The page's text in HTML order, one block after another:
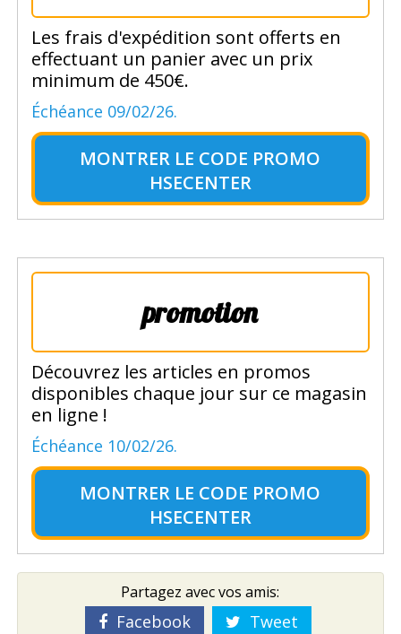
Les frais d'expédition sont offerts en
effectuant un panier avec un prix
minimum de 450€.
Échéance 09/02/26.
MONTRER LE CODE PROMO
HSECENTER
promotion
Découvrez les articles en promos
disponibles chaque jour sur ce magasin
en ligne !
Échéance 10/02/26.
MONTRER LE CODE PROMO
HSECENTER
Partagez avec vos amis:
Facebook
Tweet